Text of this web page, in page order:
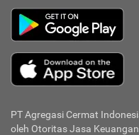
PT Agregasi Cermat
oleh Otoritas Jasa